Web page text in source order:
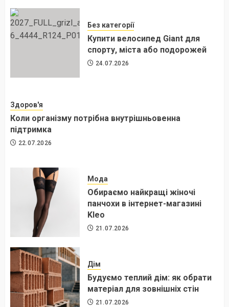
Без категорії
Купити велосипед Giant для
спорту, міста або подорожей
24.07.2026
Здоров'я
Коли організму потрібна внутрішньовенна
підтримка
22.07.2026
Мода
Обираємо найкращі жіночі
панчохи в інтернет-магазині
Kleo
21.07.2026
Дім
Будуємо теплий дім: як обрати
матеріал для зовнішніх стін
21.07.2026